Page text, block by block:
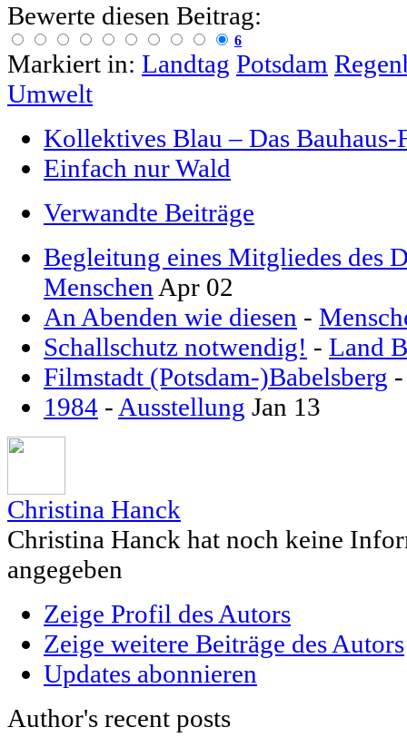
Bewerte diesen Beitrag:
6
Markiert in: Landtag Potsdam
Umwelt
Kollektives Blau – Das Bauhaus-
Einfach nur Wald
Verwandte Beiträge
Begleitung eines Mitgliedes des
Menschen Apr 02
An Abenden wie diesen -
Schallschutz notwendig! - Land
Filmstadt (Potsdam-)Babelsberg
1984 - Ausstellung Jan 13
Christina Hanck
Christina Hanck hat noch keine
angegeben
Zeige Profil des Autors
Zeige weitere Beiträge des Autors
Updates abonnieren
Author's recent posts